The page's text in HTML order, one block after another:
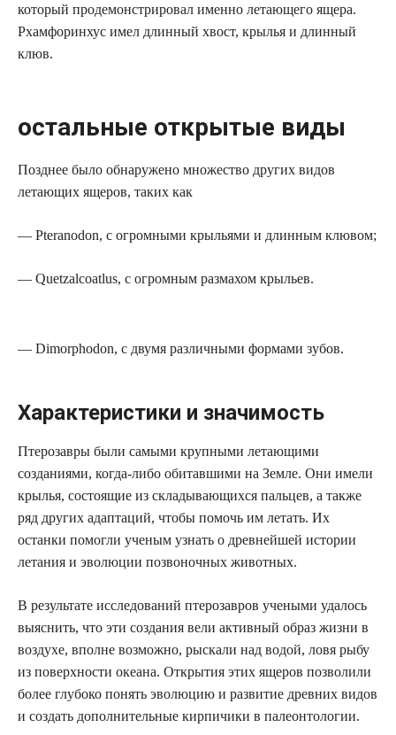
который продемонстрировал именно летающего ящера.
Рхамфоринхус имел длинный хвост, крылья и длинный
клюв.
остальные открытые виды
Позднее было обнаружено множество других видов
летающих ящеров, таких как
— Pteranodon, с огромными крыльями и длинным клювом;
— Quetzalcoatlus, с огромным размахом крыльев.
— Dimorphodon, с двумя различными формами зубов.
Характеристики и значимость
Птерозавры были самыми крупными летающими
созданиями, когда-либо обитавшими на Земле. Они имели
крылья, состоящие из складывающихся пальцев, а также
ряд других адаптаций, чтобы помочь им летать. Их
останки помогли ученым узнать о древнейшей истории
летания и эволюции позвоночных животных.
В результате исследований птерозавров учеными удалось
выяснить, что эти создания вели активный образ жизни в
воздухе, вполне возможно, рыскали над водой, ловя рыбу
из поверхности океана. Открытия этих ящеров позволили
более глубоко понять эволюцию и развитие древних видов
и создать дополнительные кирпичики в палеонтологии.